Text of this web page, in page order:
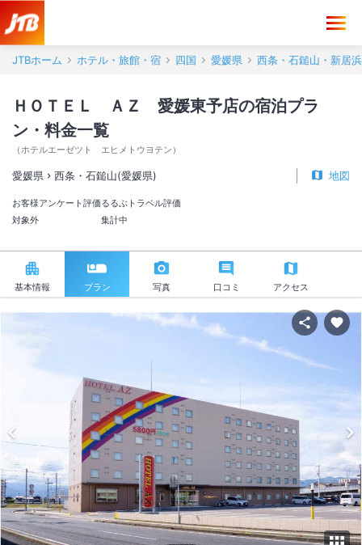
JTBホーム ホテル・旅館・宿 四国 愛媛県 西条・石鎚山・新居浜
ＨＯＴＥＬ ＡＺ 愛媛東予店の宿泊プラ
ン・料金一覧
（ホテルエーゼツト エヒメトウヨテン ）
愛媛県 西条・石鎚山(愛媛県) 地図
お客様アンケート評価
対象外
るるぶトラベル評価
集計中
基本情報 プラン 写真 口コミ アクセス